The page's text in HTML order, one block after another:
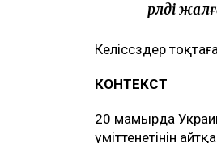
рөлді
Келіссөздер
КОНТЕКСТ
20 мамырда
үміттенетінін